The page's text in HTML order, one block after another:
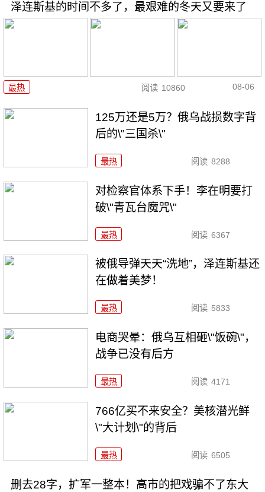
泽连斯基的时间不多了，最艰难的冬天又要来了
最热 阅读 10860 08-06
125万还是5万？俄乌战损数字背
后的\"三国杀\"
最热 阅读 8288
对检察官体系下手！李在明要打
破\"青瓦台魔咒\"
最热 阅读 6367
被俄导弹天天“洗地”，泽连斯基还
在做着美梦！
最热 阅读 5833
电商哭晕：俄乌互相砸\"饭碗\"，
战争已没有后方
最热 阅读 4171
766亿买不来安全？美核潜光鲜
\"大计划\"的背后
最热 阅读 6505
删去28字，扩军一整本！高市的把戏骗不了东大